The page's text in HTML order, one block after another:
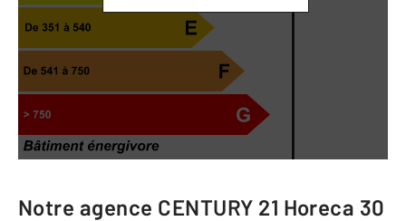
Notre agence CENTURY 21 Horeca 30